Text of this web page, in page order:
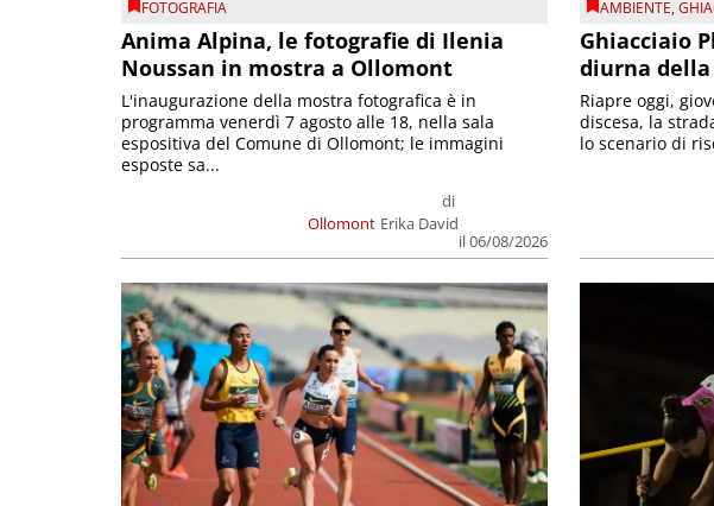
FOTOGRAFIA
Anima Alpina, le fotografie di Ilenia
Noussan in mostra a Ollomont
Ollomont
di
Erika David
il 06/08/2026
L'inaugurazione della mostra fotografica è in
programma venerdì 7 agosto alle 18, nella sala
espositiva del Comune di Ollomont; le immagini
esposte sa...
AMBIENTE,
Ghiacciaio
diurna
Riapre oggi,
discesa, la
lo scenario di